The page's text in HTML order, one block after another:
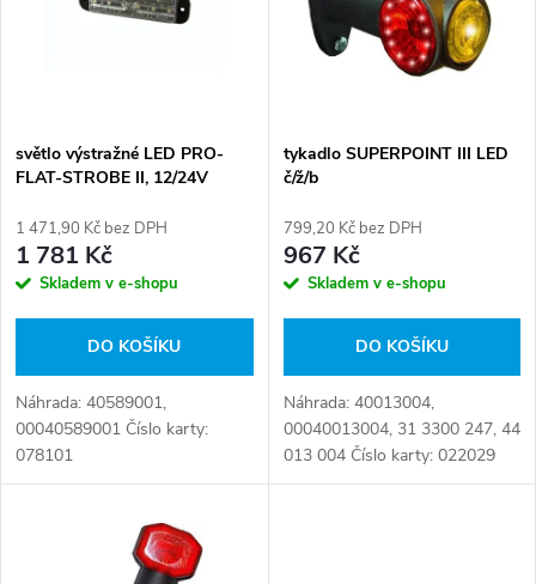
p
r
o
u
k
s
p
r
o
d
u
k
světlo výstražné LED PRO-
FLAT-STROBE II, 12/24V
1 471,90 Kč bez DPH
1 781 Kč
Skladem v e-shopu
DO KOŠÍKU
Náhrada: 40589001,
00040589001 Číslo karty:
078101
tykadlo SUPERPOINT III LED
č/ž/b
799,20 Kč bez DPH
967 Kč
Skladem v e-shopu
DO KOŠÍKU
Náhrada: 40013004,
00040013004, 31 3300 247, 44
013 004 Číslo karty: 022029